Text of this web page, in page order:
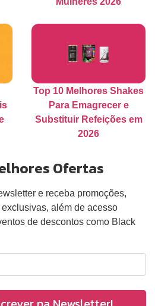
Top 10 Melhores Shakes
Para Emagrecer e
Substituir Refeições em
2026
Ofertas
e receba promoções,
além de acesso
de descontos como Black